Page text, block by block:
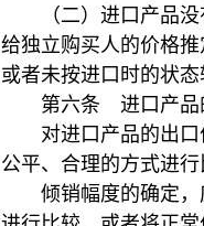
（二）进口产品没
给独立购买人的价格
或者未按进口时的状
第六条 进口产品的
对进口产品的出口
公平、合理的方式进行
倾销幅度的确定，